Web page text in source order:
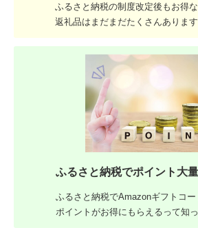
ふるさと納税の制度改定後もお得な
返礼品はまだまだたくさんあります
ふるさと納税でポイント大量
ふるさと納税でAmazonギフトコー
ポイントがお得にもらえるって知